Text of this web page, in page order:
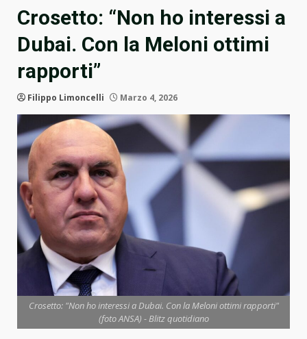
Crosetto: “Non ho interessi a
Dubai. Con la Meloni ottimi
rapporti”
Filippo Limoncelli Marzo 4, 2026
Crosetto: "Non ho interessi a Dubai. Con la Meloni ottimi rapporti"
(foto ANSA) - Blitz quotidiano